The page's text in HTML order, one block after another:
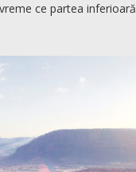
ce partea inferioară